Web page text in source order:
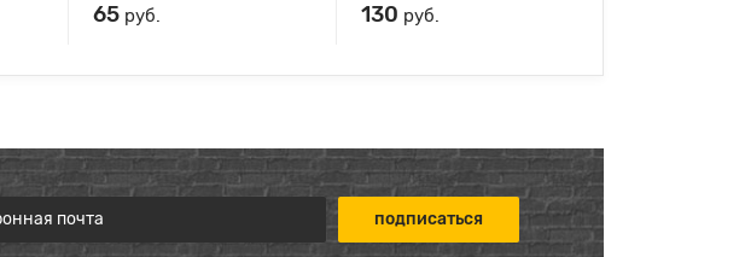
65 руб. 130 руб.